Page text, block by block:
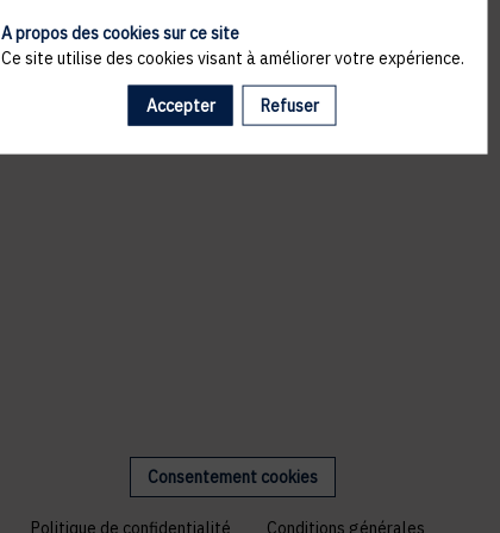
Consentement cookies
Politique de confidentialité Conditions générales
A propos des cookies sur ce site
Ce site utilise des cookies visant à améliorer votre expérience.
Accepter Refuser